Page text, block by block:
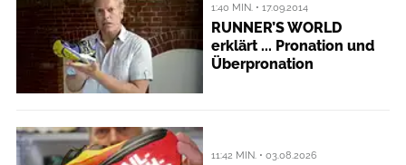
1:40 MIN. • 17.09.2014
RUNNER’S WORLD
erklärt ... Pronation und
Überpronation
11:42 MIN. • 03.08.2026